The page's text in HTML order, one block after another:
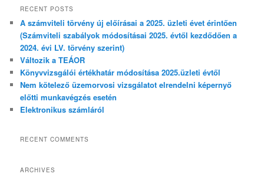
r
h
RECENT POSTS
A számviteli törvény új előírásai a 2025. üzleti évet érintően
(Számviteli szabályok módosításai 2025. évtől kezdődően a
2024. évi LV. törvény szerint)
Változik a TEÁOR
Könyvvizsgálói értékhatár módosítása 2025.üzleti évtől
Nem kötelező üzemorvosi vizsgálatot elrendelni képernyő
előtti munkavégzés esetén
Elektronikus számláról
RECENT COMMENTS
ARCHIVES